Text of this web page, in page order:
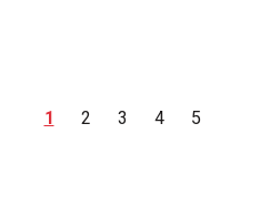
1 2 3 4 5